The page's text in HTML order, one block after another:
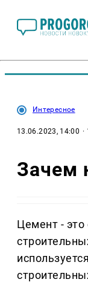
Интересное
13.06.2023, 14:00 ·
Зачем
Цемент -